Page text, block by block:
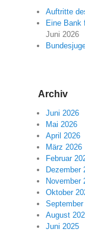
Auftritte
Eine Bank
Juni 2026
Archiv
Juni 2026
Mai 2026
April 2026
März 2026
Februar
Dezember
November
Oktober
September
August
Juni 2025